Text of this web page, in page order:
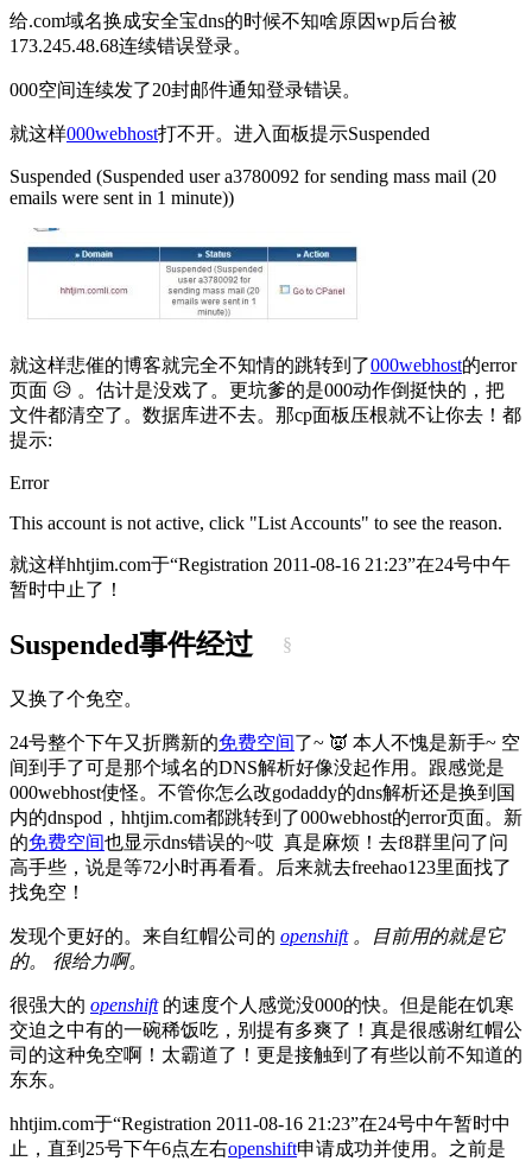
给.com域名换成安全宝dns的时候不知啥原因wp后台被
173.245.48.68连续错误登录。
000空间连续发了20封邮件通知登录错误。
就这样000webhost打不开。进入面板提示Suspended
Suspended (Suspended user a3780092 for sending mass mail (20
emails were sent in 1 minute))
就这样悲催的博客就完全不知情的跳转到了000webhost的error
页面 😥 。估计是没戏了。更坑爹的是000动作倒挺快的，把
文件都清空了。数据库进不去。那cp面板压根就不让你去！都
提示:
Error
This account is not active, click "List Accounts" to see the reason.
就这样hhtjim.com于“Registration 2011-08-16 21:23”在24号中午
暂时中止了！
Suspended事件经过 §
又换了个免空。
24号整个下午又折腾新的免费空间了~ 👿 本人不愧是新手~ 空
间到手了可是那个域名的DNS解析好像没起作用。跟感觉是
000webhost使怪。不管你怎么改godaddy的dns解析还是换到国
内的dnspod，hhtjim.com都跳转到了000webhost的error页面。新
的免费空间也显示dns错误的~哎 真是麻烦！去f8群里问了问
高手些，说是等72小时再看看。后来就去freehao123里面找了
找免空！
发现个更好的。来自红帽公司的 openshift。目前用的就是它
的。 很给力啊。
很强大的 openshift的速度个人感觉没000的快。但是能在饥寒
交迫之中有的一碗稀饭吃，别提有多爽了！真是很感谢红帽公
司的这种免空啊！太霸道了！更是接触到了有些以前不知道的
东东。
hhtjim.com于“Registration 2011-08-16 21:23”在24号中午暂时中
止，直到25号下午6点左右openshift申请成功并使用。之前是